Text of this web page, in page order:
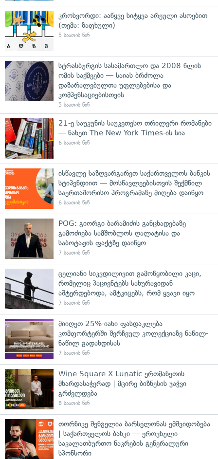
კროსვორდი: ააწყვე სიტყვა არეული ასოებით
(თემა: ზაფხული)
5 საათის წინ
სტრასბურგის სასამართლო და 2008 წლის
ომის საქმეები — საიას ბრძოლა
დაზარალებულთა უფლებებისა და
კომპენსაციებისთვის
5 საათის წინ
21-ე საუკუნის საუკეთესო თრილერი რომანები
— ნახეთ The New York Times-ის სია
6 საათის წინ
ისწავლე საზღვარგარეთ საქართველოს ბანკის
სტიპენდიით — მოსწავლეებისთვის შექმნილ
საერთაშორისო პროგრამაზე მიღება დაიწყო
6 საათის წინ
POG: გიორგი ბარამიძის განცხადებაზე
გამოძიება სამშობლოს ღალატისა და
საბოტაჟის ფაქტზე დაიწყო
7 საათის წინ
ცელიანი სიკვდილივით გამოწყობილი კაცი,
რომელიც პაციენტებს სახურავიდან
აშტერდებოდა, ამტკიცებს, რომ ყვავი იყო
7 საათის წინ
მიიღეთ 25%-იანი ფასდაკლება
კომფორტერში შერჩეულ კოლექციაზე ნაწილ-
ნაწილ გადახდისას
7 საათის წინ
Wine Square X Lunatic ერთმანეთის
მხარდასაჭერად | მცირე ბიზნესის ჯაჭვი
გრძელდება
8 საათის წინ
თორნიკე შენგელია ბარსელონას ემშვიდობება
| საქართველოს ბანკი — ეროვნული
საკალათბურთო ნაკრების გენერალური
სპონსორი